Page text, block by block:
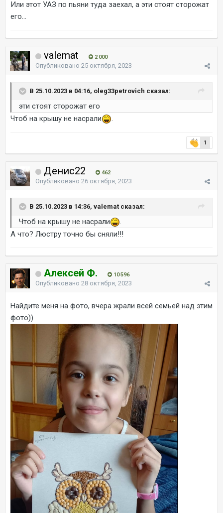
Или этот УАЗ по пьяни туда заехал, а эти стоят сторожат
его...
valemat 2 000
Опубликовано 25 октября, 2023
В 25.10.2023 в 04:16, oleg33petrovich сказал:
эти стоят сторожат его
Чтоб на крышу не насрали
.
1
Денис22 462
Опубликовано 26 октября, 2023
В 25.10.2023 в 14:36, valemat сказал:
Чтоб на крышу не насрали
.
А что? Люстру точно бы сняли!!!
Алексей Ф. 10 596
Опубликовано 28 октября, 2023
Найдите меня на фото, вчера жрали всей семьей над этим
фото))